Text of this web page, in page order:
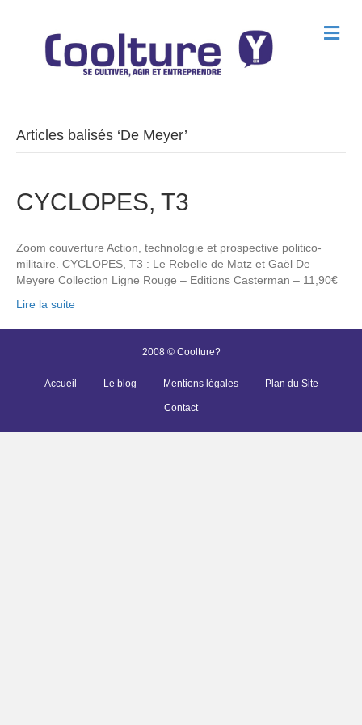
M
e
Articles balisés ‘De Meyer’
CYCLOPES, T3
Zoom couverture Action, technologie et prospective politico-
militaire. CYCLOPES, T3 : Le Rebelle de Matz et Gaël De
Meyere Collection Ligne Rouge – Editions Casterman – 11,90€
Lire la suite
2008 © Coolture?
Accueil Le blog Mentions légales Plan du Site
Contact